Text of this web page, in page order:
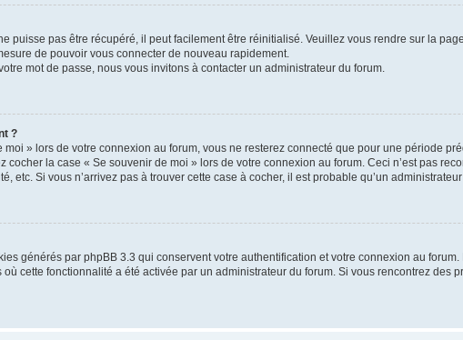
puisse pas être récupéré, il peut facilement être réinitialisé. Veuillez vous rendre sur la
de pouvoir vous connecter de nouveau rapidement.
mot de passe, nous vous invitons à contacter un administrateur du forum.
?
» lors de votre connexion au forum, vous ne resterez connecté que pour une période
cocher la case « Se souvenir de moi » lors de votre connexion au forum. Ceci n’est pas
etc. Si vous n’arrivez pas à trouver cette case à cocher, il est probable qu’un
générés par phpBB 3.3 qui conservent votre authentification et votre connexion au
cette fonctionnalité a été activée par un administrateur du forum. Si vous rencontrez des